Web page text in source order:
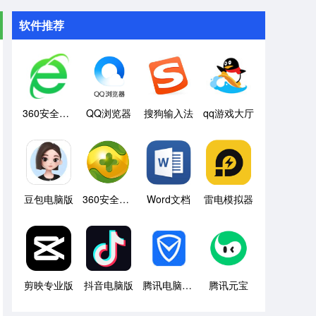
软件推荐
360安全浏览器 QQ浏览器 搜狗输入法 qq游戏大厅
豆包电脑版 360安全卫士 Word文档 雷电模拟器
剪映专业版 抖音电脑版 腾讯电脑管家 腾讯元宝